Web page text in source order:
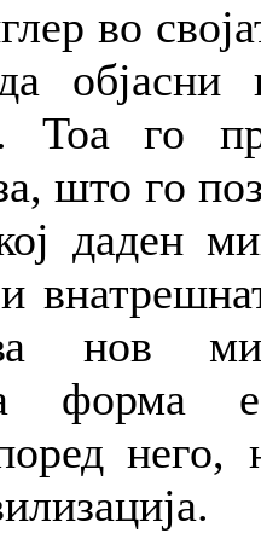
во
објасни
Тоа го
што го
даден
нов
форма